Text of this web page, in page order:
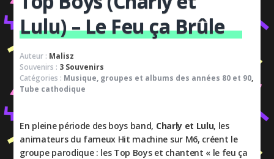
Lulu) – Le Feu ça Brûle
Auteur : Malisz
Souvenirs : 3 Souvenirs
Catégories : Musique, groupes et albums des années 80 et 90,
Tube cathodique
En pleine période des boys band, Charly et Lulu, les
animateurs du fameux Hit machine sur M6, créent le
groupe parodique : les Top Boys et chantent « le feu ça